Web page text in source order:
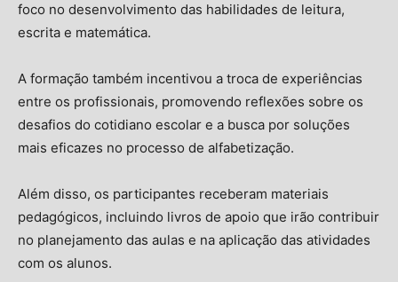
foco no desenvolvimento das habilidades de leitura,
escrita e matemática.
A formação também incentivou a troca de experiências
entre os profissionais, promovendo reflexões sobre os
desafios do cotidiano escolar e a busca por soluções
mais eficazes no processo de alfabetização.
Além disso, os participantes receberam materiais
pedagógicos, incluindo livros de apoio que irão contribuir
no planejamento das aulas e na aplicação das atividades
com os alunos.